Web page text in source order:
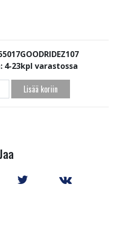
4-23kpl varastossa
Lisää koriin